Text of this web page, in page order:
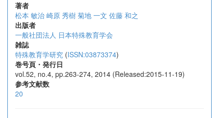
著者
松本 敏治 崎原 秀樹 菊地 一文 佐藤 和之
出版者
一般社団法人 日本特殊教育学会
雑誌
特殊教育学研究 (ISSN:03873374)
巻号頁・発行日
vol.52, no.4, pp.263-274, 2014 (Released:2015-11-19)
参考文献数
20